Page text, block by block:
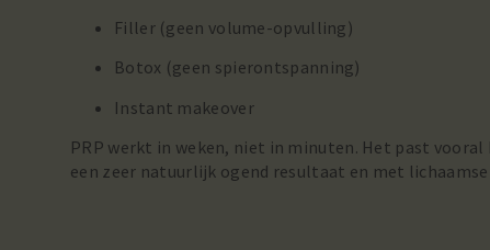
Filler (geen volume-opvulling)
Botox (geen spierontspanning)
Instant makeover
PRP werkt in weken, niet in minuten. Het past
een zeer natuurlijk ogend resultaat en met